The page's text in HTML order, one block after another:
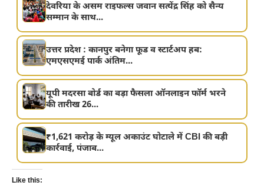
देवरिया के असम राइफल्स जवान सत्येंद्र सिंह को सैन्य
सम्मान के साथ...
उत्तर प्रदेश : कानपुर बनेगा फूड व स्टार्टअप हब:
एमएसएमई पार्क अंतिम...
यूपी मदरसा बोर्ड का बड़ा फैसला ऑनलाइन फॉर्म भरने
की तारीख 26...
₹1,621 करोड़ के म्यूल अकाउंट घोटाले में CBI की बड़ी
कार्रवाई, पंजाब...
Like this: